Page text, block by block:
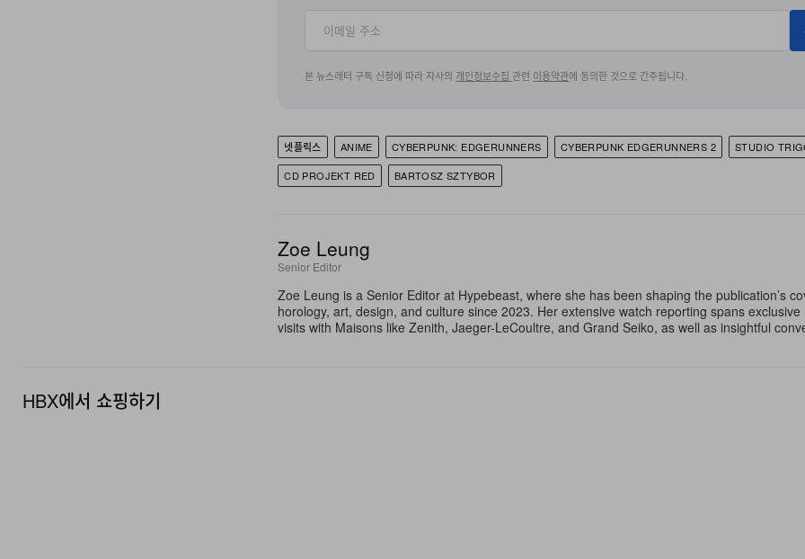
본 뉴스레터 구독 신청에 따라 자사의 개인정보수집관련 이용약관에 동의한 것으로 간주됩니다.
넷플릭스 ANIME CYBERPUNK: EDGERUNNERS CYBERPUNK EDGERUNNERS 2
STUDIO
CD PROJEKT RED
BARTOSZ SZTYBOR
Zoe Leung
Senior Editor
Zoe Leung is a Senior Editor at Hypebeast, where she has been shaping the publication’s
horology, art, design, and culture since 2023. Her extensive watch reporting spans
visits with Maisons like Zenith, Jaeger-LeCoultre, and Grand Seiko, as well as insightful
HBX에서 쇼핑하기